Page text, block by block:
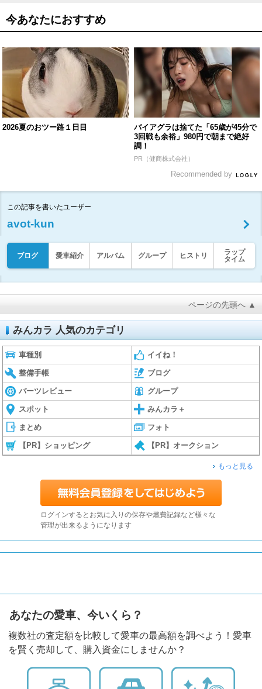
今あなたにおすすめ
2026夏のおツー路１日目
バイアグラは捨てた「65歳が45分で
3回戦も余裕」980円で朝まで絶好
調！
PR（健商株式会社）
Recommended by
この記事を書いたユーザー
avot-kun
ブログ 愛車紹介 アルバム グループ ヒストリ
ラップ
タイム
ページの先頭へ ▲
みんカラ 人気のカテゴリ
車種別 イイね！
整備手帳 ブログ
パーツレビュー グループ
スポット みんカラ＋
まとめ フォト
【PR】ショッピング 【PR】オークション
もっと見る
ログインするとお気に入りの保存や燃費記録など様々な
管理が出来るようになります
あなたの愛車、今いくら？
複数社の査定額を比較して愛車の最高額を調べよう！愛車
を賢く売却して、購入資金にしませんか？